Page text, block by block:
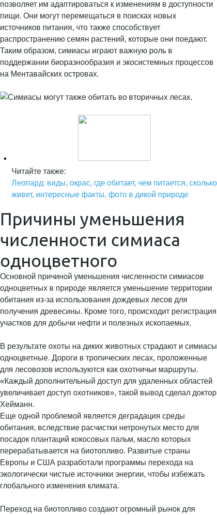
позволяет им адаптироваться к изменениям в доступности
пищи. Они могут перемещаться в поисках новых
источников питания, что также способствует
распространению семян растений, которые они поедают.
Таким образом, симиасы играют важную роль в
поддержании биоразнообразия и экосистемных процессов
на Ментавайских островах.
Читайте также:
Леопард: виды, окрас, где обитает, чем питается, сколько
живет, интересные факты, фото в дикой природе
Причины уменьшения
численности симиаса
одноцветного
Основной причиной уменьшения численности симиасов
одноцветных в природе является уменьшение территории
обитания из-за использования дождевых лесов для
получения древесины. Кроме того, происходит регистрация
участков для добычи нефти и полезных ископаемых.
В результате охоты на диких животных страдают и симиасы
одноцветные. Дороги в тропических лесах, проложенные
для лесовозов используются как охотничьи маршруты.
«Каждый дополнительный доступ для удаленных областей
увеличивает доступ охотников», такой вывод сделал доктор
Хейманн.
Еще одной проблемой является деградация среды
обитания, вследствие расчистки нетронутых место для
посадок плантаций кокосовых пальм, масло которых
перерабатывается на биотопливо. Развитые страны
Европы и США разработали программы перехода на
экологически чистые источники энергии, чтобы избежать
глобального изменения климата.
Переход на биотопливо создают огромный рынок для